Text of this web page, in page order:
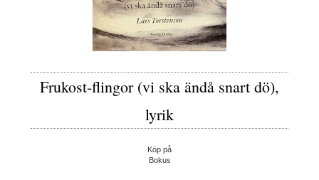
Frukost-flingor (vi ska ändå snart dö),
lyrik
Köp på
Bokus